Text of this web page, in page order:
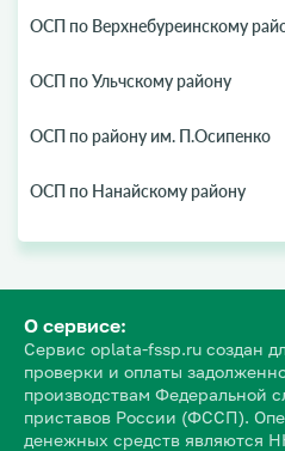
ОСП по Верхнебуреинскому
ОСП по Ульчскому району
ОСП по району им. П.Осипенко
ОСП по Нанайскому району
О сервисе:
Сервис oplata-fssp.ru создан
проверки и оплаты
производствам Федеральной
приставов России (ФССП).
денежных средств являются